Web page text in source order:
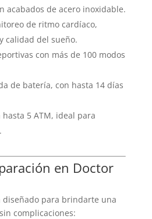
acabados de acero inoxidable.
de ritmo cardíaco,
calidad del sueño.
con más de 100 modos
de batería, con hasta 14 días
5 ATM, ideal para
en Doctor
diseñado para brindarte una
complicaciones: